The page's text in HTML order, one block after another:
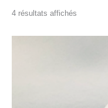
4 résultats affichés